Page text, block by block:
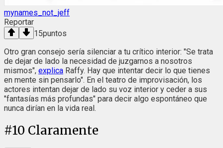
mynames_not_jeff
Reportar
15puntos
Otro gran consejo sería silenciar a tu crítico interior: "Se trata
de dejar de lado la necesidad de juzgarnos a nosotros
mismos", explica Raffy. Hay que intentar decir lo que tienes
en mente sin pensarlo". En el teatro de improvisación, los
actores intentan dejar de lado su voz interior y ceder a sus
"fantasías más profundas" para decir algo espontáneo que
nunca dirían en la vida real.
#10 Claramente